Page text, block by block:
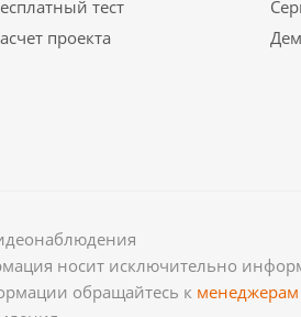
тест
проекта
носит исключительно
обращайтесь к